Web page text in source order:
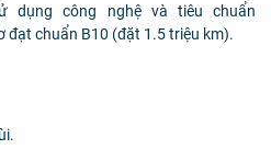
dụng công nghệ và tiêu chuẩn
đạt chuẩn B10 (đặt 1.5 triệu km).